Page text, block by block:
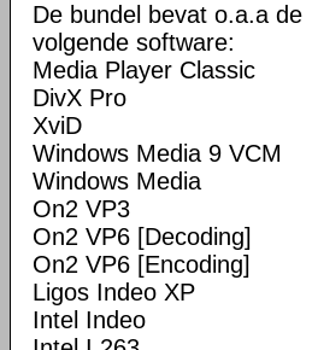
De bundel bevat o.a.a de
volgende software:
Media Player Classic
DivX Pro
XviD
Windows Media 9 VCM
Windows Media
On2 VP3
On2 VP6 [Decoding]
On2 VP6 [Encoding]
Ligos Indeo XP
Intel Indeo